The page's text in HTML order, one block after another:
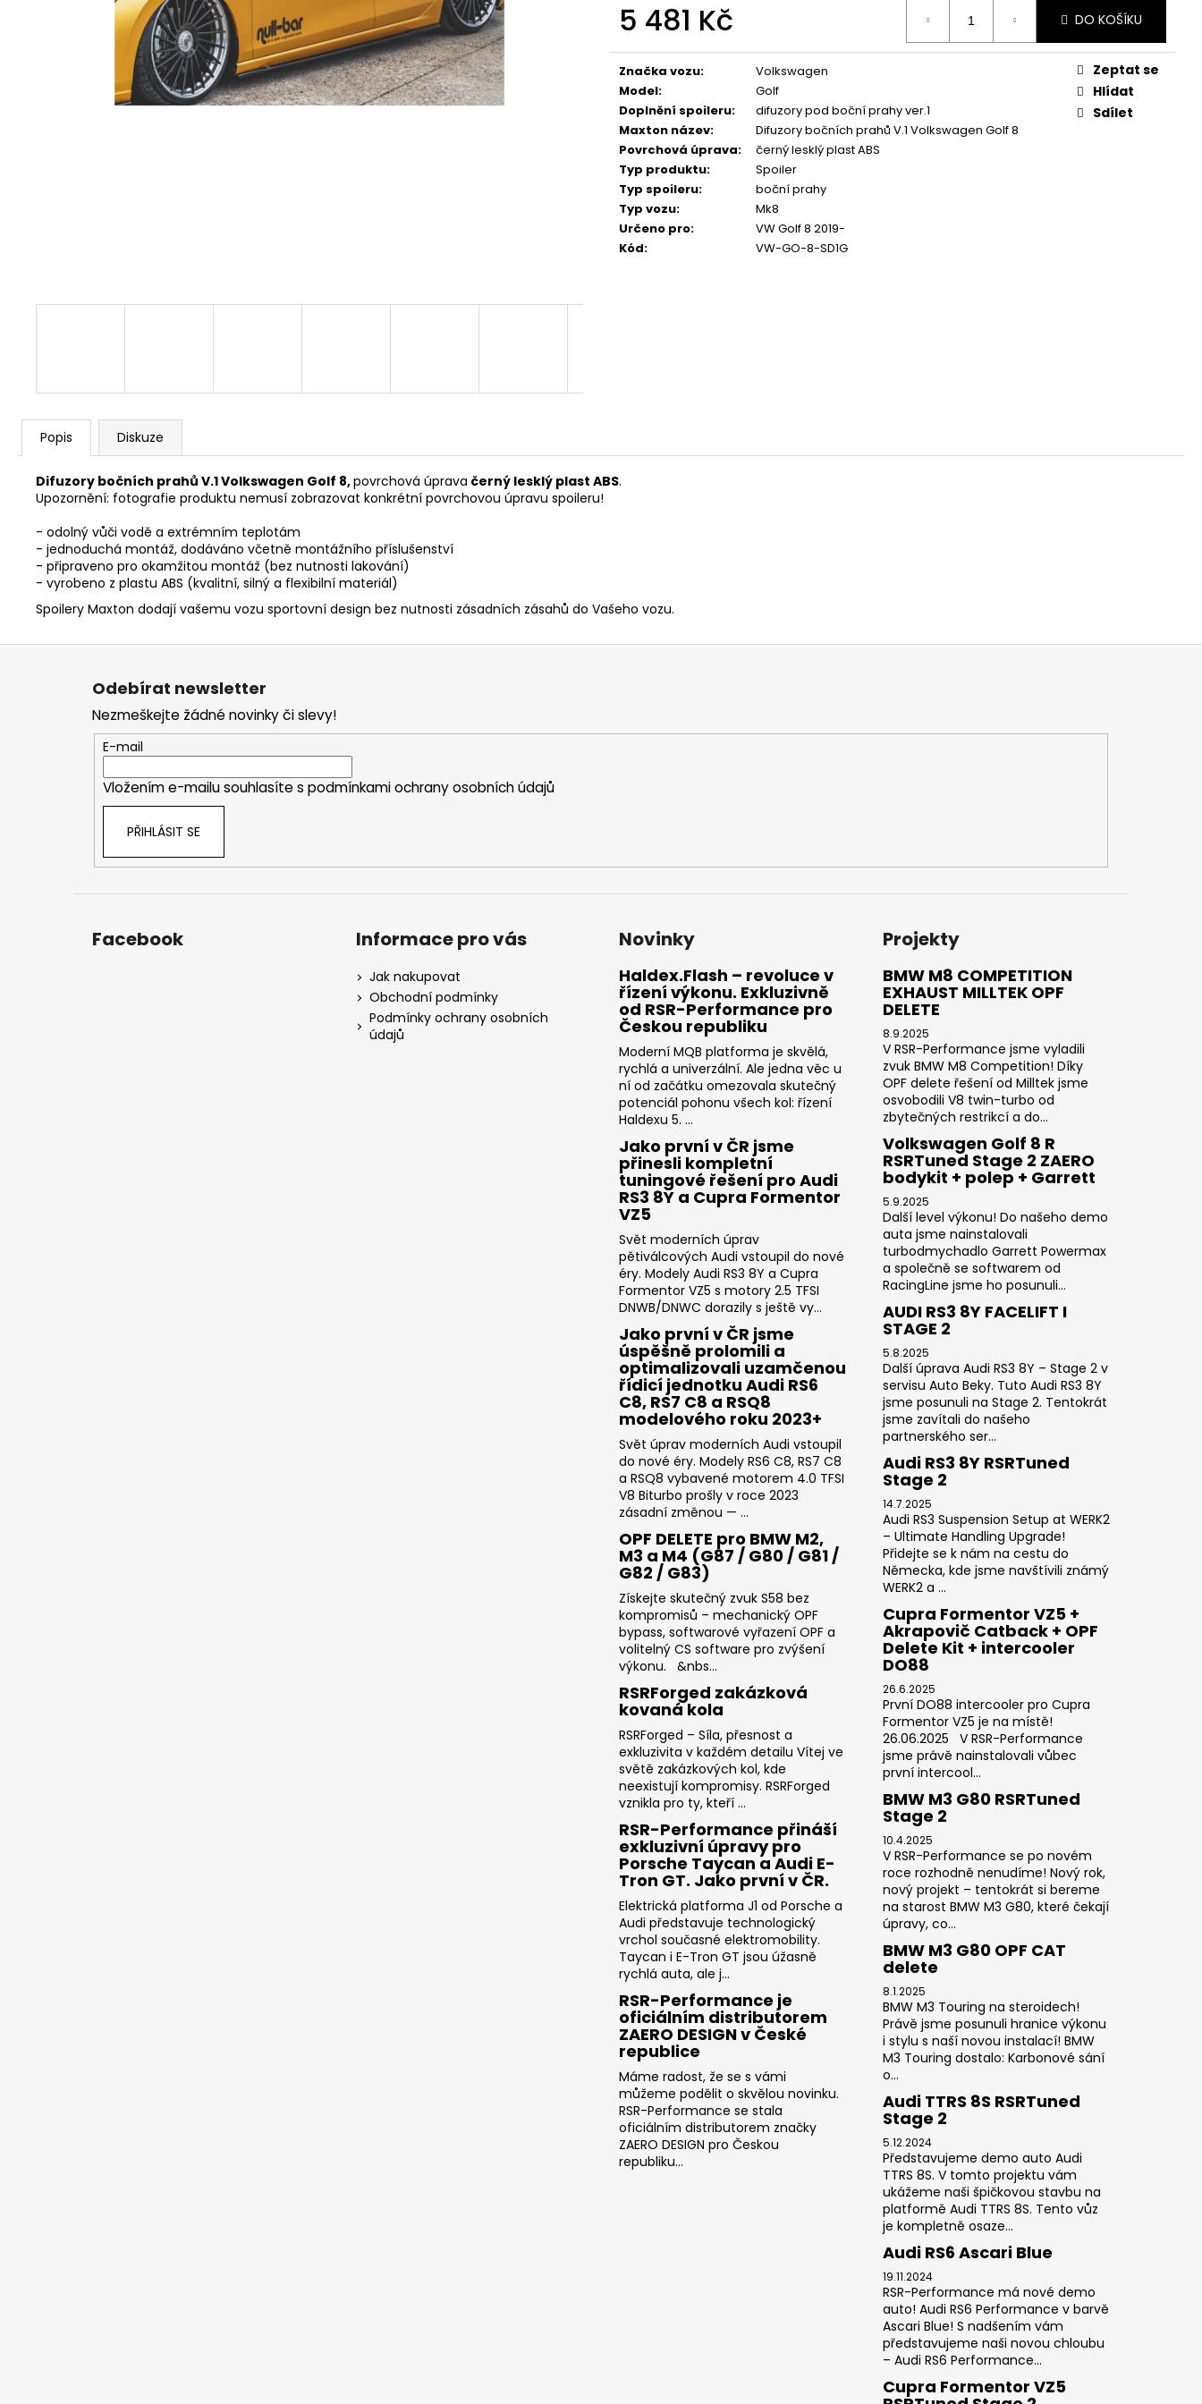
5 481 Kč
cena:
DO KOŠÍKU
Značka vozu:
Volkswagen
Model:
Golf
Doplnění spoileru:
difuzory pod boční prahy ver.1
Maxton název:
Difuzory bočních prahů V.1 Volkswagen Golf 8
Povrchová úprava:
černý lesklý plast ABS
Typ produktu:
Spoiler
Typ spoileru:
boční prahy
Typ vozu:
Mk8
Určeno pro:
VW Golf 8 2019-
Kód: VW-GO-8-SD1G
Zeptat se
Hlídat
Sdílet
Popis Diskuze
Difuzory bočních prahů V.1 Volkswagen Golf 8,povrchová úprava černý lesklý plast ABS.
Upozornění: fotografie produktu nemusí zobrazovat konkrétní povrchovou úpravu spoileru!
- odolný vůči vodě a extrémním teplotám
- jednoduchá montáž, dodáváno včetně montážního příslušenství
- připraveno pro okamžitou montáž (bez nutnosti lakování)
- vyrobeno z plastu ABS (kvalitní, silný a flexibilní materiál)
Spoilery Maxton dodají vašemu vozu sportovní design bez nutnosti zásadních zásahů do Vašeho vozu.
RSR-PERFORMANCE DÁRKOVÝ POUKAZ
VOUCHER ON-LINE
100 Kč
NGK ČERVENÝ ZAPALOVACÍ MODUL
2.0TFSI 2.0TSI EA113 EA888.1/2 2.5TFSI
849 Kč
APR SPORTOVNÍ ZAPALOVACÍ MODUL
2.0TSI 2.5TFSI A DALŠÍ
Z
Odebírat newsletter
Nezmeškejte žádné novinky či slevy!
E-mail
Vložením e-mailu souhlasíte s podmínkami ochrany osobních údajů
PŘIHLÁSIT SE
Facebook Informace pro vás
Jak nakupovat
Obchodní podmínky
Podmínky ochrany osobních
údajů
Novinky
Haldex.Flash – revoluce v
řízení výkonu. Exkluzivně
od RSR-Performance pro
Českou republiku
Moderní MQB platforma je skvělá,
rychlá a univerzální. Ale jedna věc u
ní od začátku omezovala skutečný
potenciál pohonu všech kol: řízení
Haldexu 5. ...
Jako první v ČR jsme
přinesli kompletní
tuningové řešení pro Audi
RS3 8Y a Cupra Formentor
VZ5
Svět moderních úprav
pětiválcových Audi vstoupil do nové
éry. Modely Audi RS3 8Y a Cupra
Formentor VZ5 s motory 2.5 TFSI
DNWB/DNWC dorazily s ještě vy...
Jako první v ČR jsme
úspěšně prolomili a
optimalizovali uzamčenou
řídicí jednotku Audi RS6
C8, RS7 C8 a RSQ8
modelového roku 2023+
Svět úprav moderních Audi vstoupil
do nové éry. Modely RS6 C8, RS7 C8
a RSQ8 vybavené motorem 4.0 TFSI
V8 Biturbo prošly v roce 2023
zásadní změnou — ...
OPF DELETE pro BMW M2,
M3 a M4 (G87 / G80 / G81 /
G82 / G83)
Získejte skutečný zvuk S58 bez
kompromisů – mechanický OPF
bypass, softwarové vyřazení OPF a
volitelný CS software pro zvýšení
výkonu. &nbs...
RSRForged zakázková
kovaná kola
RSRForged – Síla, přesnost a
exkluzivita v každém detailu Vítej ve
světě zakázkových kol, kde
neexistují kompromisy. RSRForged
vznikla pro ty, kteří ...
RSR-Performance přináší
exkluzivní úpravy pro
Porsche Taycan a Audi E-
Tron GT. Jako první v ČR.
Elektrická platforma J1 od Porsche a
Audi představuje technologický
vrchol současné elektromobility.
Taycan i E-Tron GT jsou úžasně
rychlá auta, ale j...
RSR-Performance je
oficiálním distributorem
ZAERO DESIGN v České
republice
Máme radost, že se s vámi
můžeme podělit o skvělou novinku.
RSR-Performance se stala
oficiálním distributorem značky
ZAERO DESIGN pro Českou
republiku...
Projekty
BMW M8 COMPETITION
EXHAUST MILLTEK OPF
DELETE
8.9.2025
V RSR-Performance jsme vyladili
zvuk BMW M8 Competition! Díky
OPF delete řešení od Milltek jsme
osvobodili V8 twin-turbo od
zbytečných restrikcí a do...
Volkswagen Golf 8 R
RSRTuned Stage 2 ZAERO
bodykit + polep + Garrett
5.9.2025
Další level výkonu! Do našeho demo
auta jsme nainstalovali
turbodmychadlo Garrett Powermax
a společně se softwarem od
RacingLine jsme ho posunuli...
AUDI RS3 8Y FACELIFT I
STAGE 2
5.8.2025
Další úprava Audi RS3 8Y – Stage 2 v
servisu Auto Beky. Tuto Audi RS3 8Y
jsme posunuli na Stage 2. Tentokrát
jsme zavítali do našeho
partnerského ser...
Audi RS3 8Y RSRTuned
Stage 2
14.7.2025
Audi RS3 Suspension Setup at WERK2
– Ultimate Handling Upgrade!
Přidejte se k nám na cestu do
Německa, kde jsme navštívili známý
WERK2 a ...
Cupra Formentor VZ5 +
Akrapovič Catback + OPF
Delete Kit + intercooler
DO88
26.6.2025
První DO88 intercooler pro Cupra
Formentor VZ5 je na místě!
26.06.2025 V RSR-Performance
jsme právě nainstalovali vůbec
první intercool...
BMW M3 G80 RSRTuned
Stage 2
10.4.2025
V RSR-Performance se po novém
roce rozhodně nenudíme! Nový rok,
nový projekt – tentokrát si bereme
na starost BMW M3 G80, které čekají
úpravy, co...
BMW M3 G80 OPF CAT
delete
8.1.2025
BMW M3 Touring na steroidech!
Právě jsme posunuli hranice výkonu
i stylu s naší novou instalací! BMW
M3 Touring dostalo: Karbonové sání
o...
Audi TTRS 8S RSRTuned
Stage 2
5.12.2024
Představujeme demo auto Audi
TTRS 8S. V tomto projektu vám
ukážeme naši špičkovou stavbu na
platformě Audi TTRS 8S. Tento vůz
je kompletně osaze...
Audi RS6 Ascari Blue
19.11.2024
RSR-Performance má nové demo
auto! Audi RS6 Performance v barvě
Ascari Blue! S nadšením vám
představujeme naši novou chloubu
– Audi RS6 Performance...
Cupra Formentor VZ5